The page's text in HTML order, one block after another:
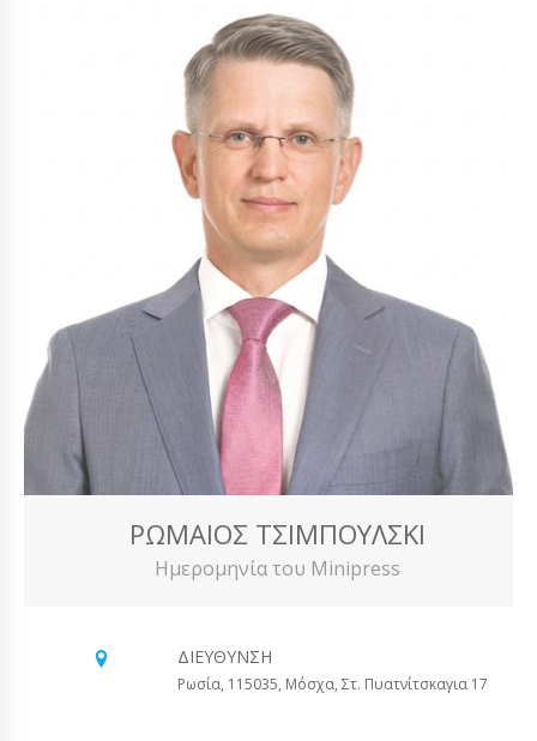
ΡΩΜΑΊΟΣ ΤΣΙΜΠΟΎΛΣΚΙ
Ημερομηνία του Minipress
ΔΙΕΎΘΥΝΣΗ
Ρωσία, 115035, Μόσχα, Στ. Πυατνίτσκαγια 17